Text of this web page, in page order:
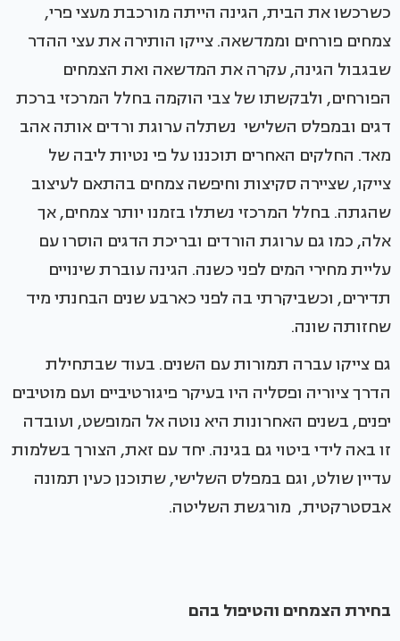
כשרכשו את הבית, הגינה הייתה מורכבת מעצי פרי,
צמחים פורחים וממדשאה. צייקו הותירה את עצי ההדר
שבגבול הגינה, עקרה את המדשאה ואת הצמחים
הפורחים, ולבקשתו של צבי הוקמה בחלל המרכזי ברכת
דגים ובמפלס השלישי נשתלה ערוגת ורדים אותה אהב
מאד. החלקים האחרים תוכננו על פי נטיות ליבה של
צייקו, שציירה סקיצות וחיפשה צמחים בהתאם לעיצוב
שהגתה. בחלל המרכזי נשתלו בזמנו יותר צמחים, אך
אלה, כמו גם ערוגת הורדים ובריכת הדגים הוסרו עם
עליית מחירי המים לפני כשנה. הגינה עוברת שינויים
תדירים, וכשביקרתי בה לפני כארבע שנים הבחנתי מיד
שחזותה שונה.
גם צייקו עברה תמורות עם השנים. בעוד שבתחילת
הדרך ציוריה ופסליה היו בעיקר פיגורטיביים ועם מוטיבים
יפנים, בשנים האחרונות היא נוטה אל המופשט, ועובדה
זו באה לידי ביטוי גם בגינה. יחד עם זאת, הצורך בשלמות
עדיין שולט, וגם במפלס השלישי, שתוכנן כעין תמונה
אבסטרקטית, מורגשת השליטה.
בחירת הצמחים והטיפול בהם